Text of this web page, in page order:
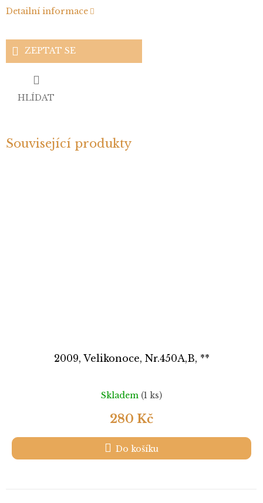
Detailní informace
ZEPTAT SE
HLÍDAT
Související produkty
2009, Velikonoce, Nr.450A,B, **
Skladem (1 ks)
280 Kč
Do košíku